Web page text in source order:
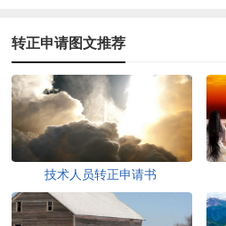
转正申请图文推荐
技术人员转正申请书